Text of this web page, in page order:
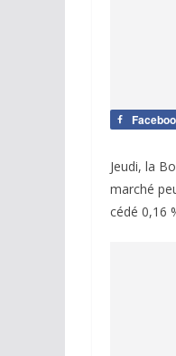
Jeudi, la
marché
cédé 0,16